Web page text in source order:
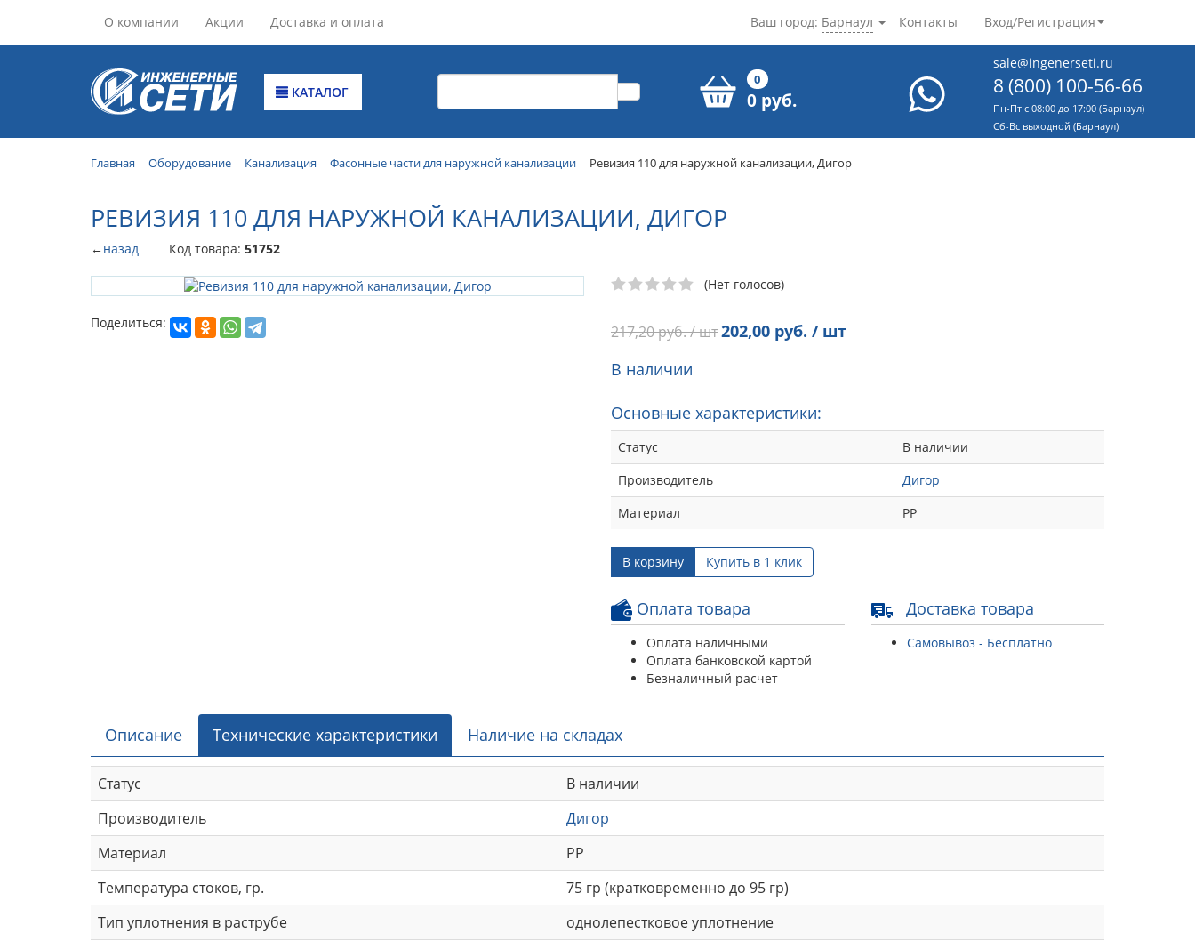
О компании Акции Доставка и оплата Контакты Вход/Регистрация
Ваш город: Барнаул
КАТАЛОГ
0
0 руб.
sale@ingenerseti.ru
8 (800) 100-56-66
Пн-Пт с 08:00 до 17:00 (Барнаул)
Cб-Вс выходной (Барнаул)
Главная Оборудование Канализация Фасонные части для наружной канализации Ревизия 110 для наружной канализации, Дигор
РЕВИЗИЯ 110 ДЛЯ НАРУЖНОЙ КАНАЛИЗАЦИИ, ДИГОР
←назад Код товара: 51752
Поделиться:
(Нет голосов)
217,20руб. / шт202,00 руб. / шт
В наличии
Основные характеристики:
Статус
В наличии
Производитель
Дигор
Материал
РР
В корзину Купить в 1 клик
Оплата товара
Оплата наличными
Оплата банковской картой
Безналичный расчет
Доставка товара
Самовывоз - Бесплатно
Описание Технические характеристики Наличие на складах
Статус
В наличии
Производитель
Дигор
Материал
РР
Температура стоков, гр.
75 гр (кратковременно до 95 гр)
Тип уплотнения в раструбе
однолепестковое уплотнение